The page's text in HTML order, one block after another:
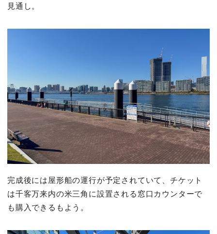
見通し。
完成後には屋形船の運行が予定されていて、チケット
は千客万来内の米三角に設置される窓口カウンターで
も購入できるもよう。